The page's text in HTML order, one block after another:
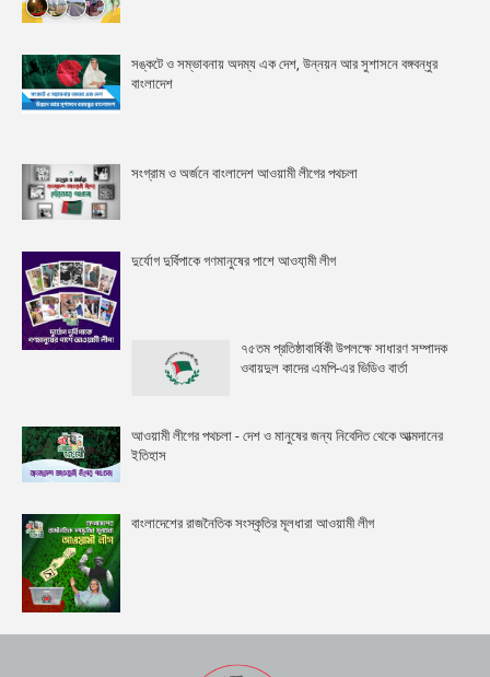
সঙ্কটে ও সম্ভাবনায় অদম্য এক দেশ, উন্নয়ন আর সুশাসনে বঙ্গবন্ধুর
বাংলাদেশ
সংগ্রাম ও অর্জনে বাংলাদেশ আওয়ামী লীগের পথচলা
দুর্যোগ দুর্বিপাকে গণমানুষের পাশে আওযা়মী লীগ
৭৫তম প্রতিষ্ঠাবার্ষিকী উপলক্ষে সাধারণ সম্পাদক
ওবায়দুল কাদের এমপি-এর ভিডিও বার্তা
আওয়ামী লীগের পথচলা - দেশ ও মানুষের জন্য নিবেদিত থেকে আত্মদানের
ইতিহাস
বাংলাদেশের রাজনৈতিক সংস্কৃতির মূলধারা আওয়ামী লীগ